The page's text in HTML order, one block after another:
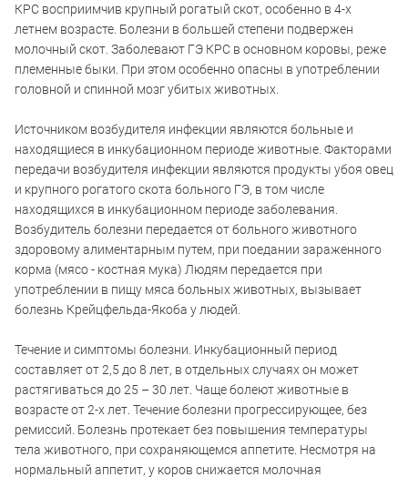
КРС восприимчив крупный рогатый скот, особенно в 4-х
летнем возрасте. Болезни в большей степени подвержен
молочный скот. Заболевают ГЭ КРС в основном коровы, реже
племенные быки. При этом особенно опасны в употреблении
головной и спинной мозг убитых животных.
Источником возбудителя инфекции являются больные и
находящиеся в инкубационном периоде животные. Факторами
передачи возбудителя инфекции являются продукты убоя овец
и крупного рогатого скота больного ГЭ, в том числе
находящихся в инкубационном периоде заболевания.
Возбудитель болезни передается от больного животного
здоровому алиментарным путем, при поедании зараженного
корма (мясо - костная мука) Людям передается при
употреблении в пищу мяса больных животных, вызывает
болезнь Крейцфельда-Якоба у людей.
Течение и симптомы болезни. Инкубационный период
составляет от 2,5 до 8 лет, в отдельных случаях он может
растягиваться до 25 – 30 лет. Чаще болеют животные в
возрасте от 2-х лет. Течение болезни прогрессирующее, без
ремиссий. Болезнь протекает без повышения температуры
тела животного, при сохраняющемся аппетите. Несмотря на
нормальный аппетит, у коров снижается молочная